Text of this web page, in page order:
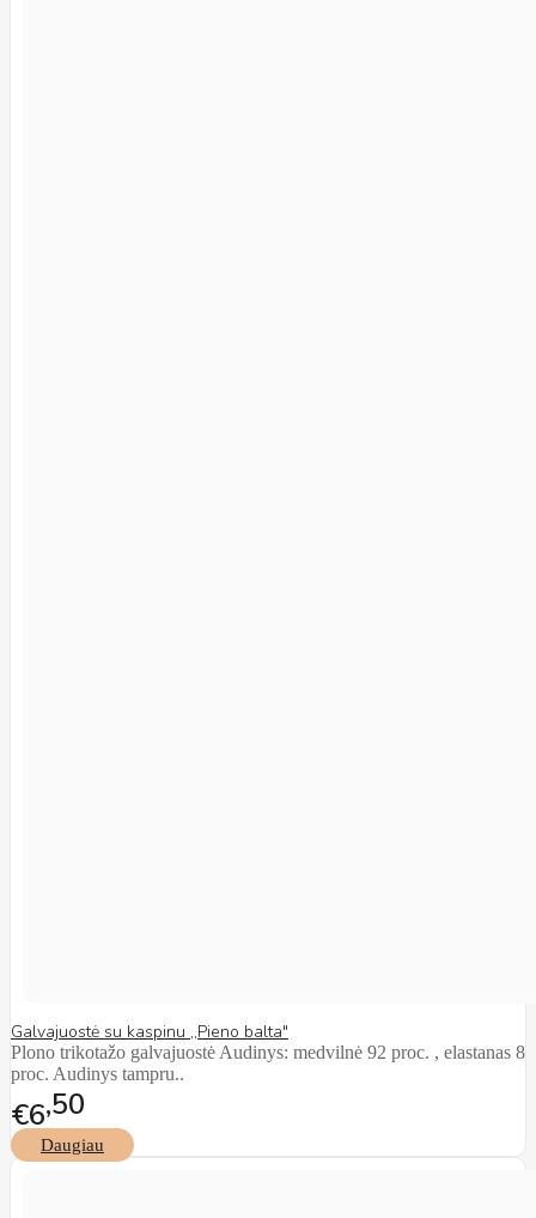
Galvajuostė su kaspinu ,,Pieno balta"
Plono trikotažo galvajuostė Audinys: medvilnė 92 proc. , elastanas 8
proc. Audinys tampru..
€6 50
Daugiau